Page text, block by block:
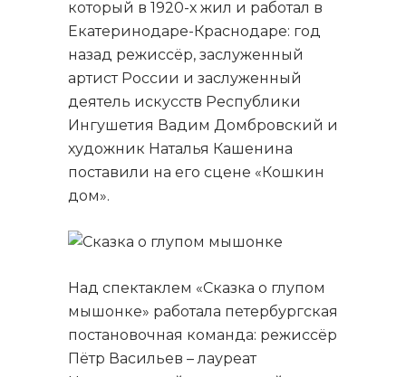
который в 1920-х жил и работал в
Екатеринодаре-Краснодаре: год
назад режиссёр, заслуженный
артист России и заслуженный
деятель искусств Республики
Ингушетия Вадим Домбровский и
художник Наталья Кашенина
поставили на его сцене «Кошкин
дом».
Над спектаклем «Сказка о глупом
мышонке» работала петербургская
постановочная команда: режиссёр
Пётр Васильев – лауреат